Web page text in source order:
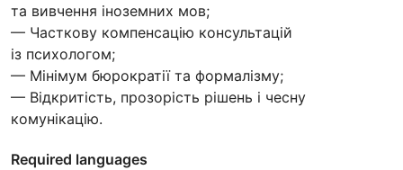
та вивчення іноземних мов;
— Часткову компенсацію консультацій
із психологом;
— Мінімум бюрократії та формалізму;
— Відкритість, прозорість рішень і чесну
комунікацію.
Required languages